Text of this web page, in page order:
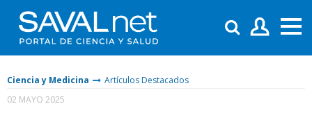
Ciencia y Medicina
Artículos Destacados
02 MAYO 2025